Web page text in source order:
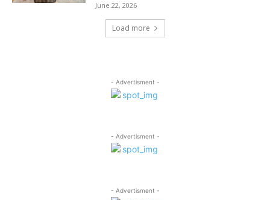
June 22, 2026
Load more
- Advertisment -
- Advertisment -
- Advertisment -